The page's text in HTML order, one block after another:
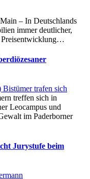
– In Deutschlands
immer deutlicher,
Preisentwicklung…
treffen sich in
Leocampus und
im Paderborner
Jurystufe beim